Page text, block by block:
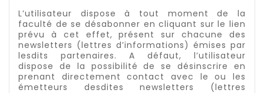
L’utilisateur dispose à tout moment de la
faculté de se désabonner en cliquant sur le lien
prévu à cet effet, présent sur chacune des
newsletters (lettres d’informations) émises par
lesdits partenaires. A défaut, l’utilisateur
dispose de la possibilité de se désinscrire en
prenant directement contact avec le ou les
émetteurs desdites newsletters (lettres